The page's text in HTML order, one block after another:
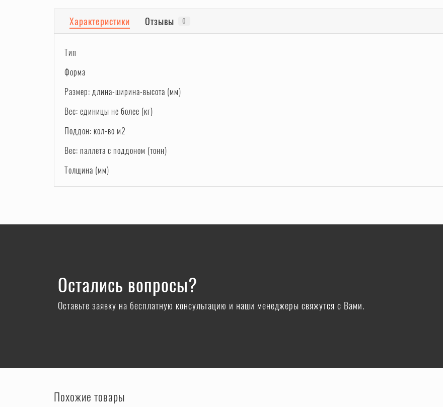
Характеристики Отзывы 0
Тип
Форма
Размер: длина-ширина-высота (мм)
Вес: единицы не более (кг)
Поддон: кол-во м2
Вес: паллета с поддоном (тонн)
Толщина (мм)
Остались вопросы?
Оставьте заявку на бесплатную консультацию и наши менеджеры свяжутся с Вами.
Похожие товары